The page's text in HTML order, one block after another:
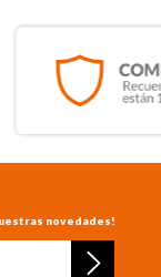
novedades!